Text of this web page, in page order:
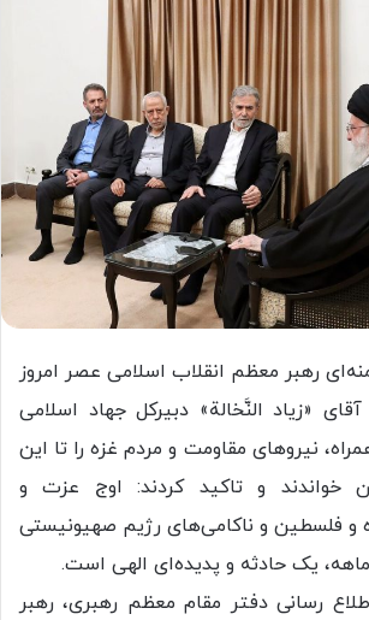
رهبر معظم انقلاب اسلامی عصر امروز
«زیاد النَّخالة» دبیرکل جهاد اسلامی
نیرو‌های مقاومت و مردم غزه را تا این
خواندند و تاکید کردند: اوج عزت و
و فلسطین و ناکامی‌های رژیم صهیونیستی
یک حادثه و پدیده‌ای الهی است.
رسانی دفتر مقام معظم رهبری، رهبر